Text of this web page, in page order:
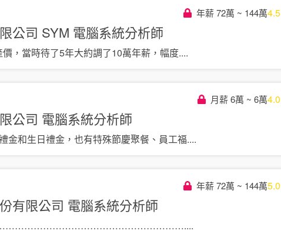
年薪 72萬 ~ 144萬4.5
公司 SYM 電腦系統分析師
，當時待了5年大約調了10萬年薪，幅度....
月薪 6萬 ~ 6萬4.0
公司 電腦系統分析師
金和生日禮金，也有特殊節慶聚餐、員工福....
年薪 72萬 ~ 144萬5.0
有限公司 電腦系統分析師
請假……………………………………………………....